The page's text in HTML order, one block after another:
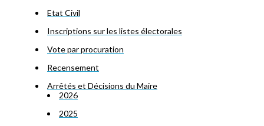
Etat Civil
Inscriptions sur les listes électorales
Vote par procuration
Recensement
Arrêtés et Décisions du Maire
2026
2025